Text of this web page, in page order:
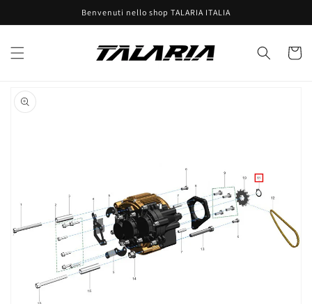
ai contenuti
Benvenuti nello shop TALARIA ITALIA
Carrello
informazioni
sul prodotto